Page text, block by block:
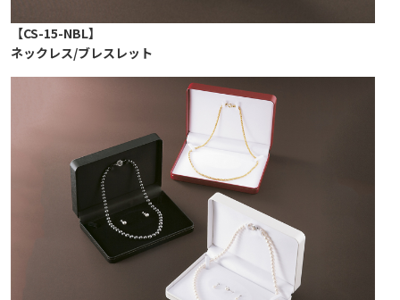
【CS-15-NBL】
ネックレス/ブレスレット